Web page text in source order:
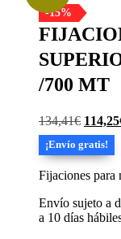
-15%
/700 MT
134,41€ El
precio
original
era:
114,25
¡Envío gratis!
Fijaciones para
Envío sujeto a
a 10 días